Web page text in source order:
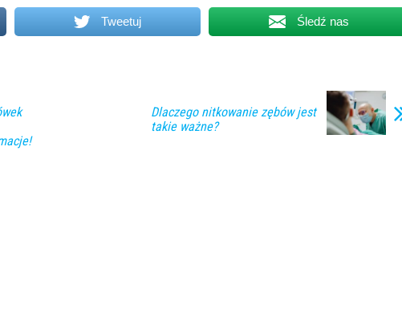
Tweetuj Śledź nas
Dlaczego nitkowanie zębów jest
takie ważne?